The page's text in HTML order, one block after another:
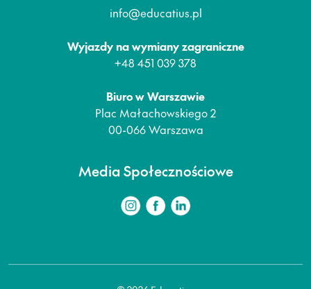
info@educatius.pl
Wyjazdy na wymiany zagraniczne
+48 451 039 378
Biuro w Warszawie
Plac Małachowskiego 2
00-066 Warszawa
Media Społecznościowe